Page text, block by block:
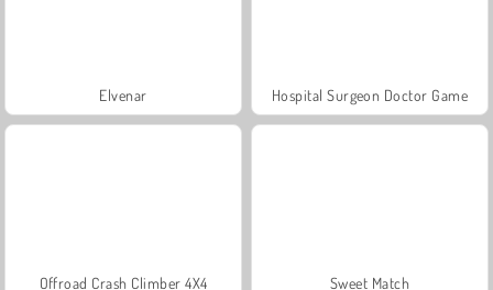
Elvenar Hospital Surgeon Doctor Game
Offroad Crash Climber 4X4 Sweet Match